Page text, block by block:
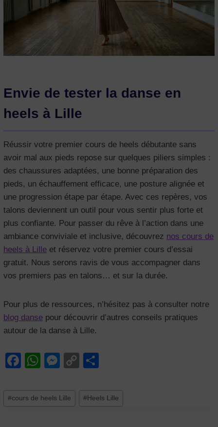
Envie de tester la danse en
heels à Lille
Réussir votre premier cours de heels débutante sans
avoir mal aux pieds repose sur quelques piliers simples :
des chaussures adaptées, une bonne préparation des
pieds, un échauffement efficace, une posture alignée et
une progression étape par étape. Avec ces repères, vos
talons deviennent un outil pour vous sentir plus forte et
plus confiante. Pour passer du rêve à l’action dans une
ambiance conviviale et inclusive, découvrez nos cours de
heels à Lille et réservez votre premier cours d’essai
gratuit. Nous serons ravis de vous accompagner dans
vos premiers pas en talons… et sur la durée.
Pour plus de ressources, n’hésitez pas à consulter notre
blog danse pour découvrir d’autres conseils pratiques
autour de la danse à Lille.
F
c
e
W
at
s
M
ss
e
C
p
y
ta
g
Étiquettes
de
#cours de heels Lille #Heels Lille